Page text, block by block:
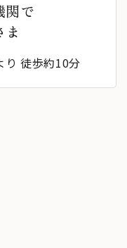
関で
り 徒歩約10分